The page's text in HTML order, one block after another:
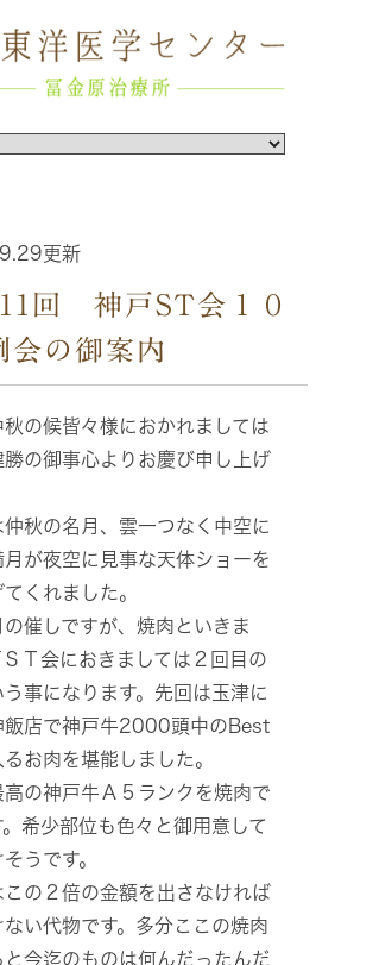
更新
回 神戸ST会１０
会の御案内
の候皆々様におかれましては
勝の御事心よりお慶び申し上げ
仲秋の名月、雲一つなく中空に
月が夜空に見事な天体ショーを
くれました。
催しですが、焼肉といきま
ＳＴ会におきましては２回目の
事になります。先回は玉津に
飯店で神戸牛2000頭中のBest
お肉を堪能しました。
の神戸牛Ａ５ランクを焼肉で
。希少部位も色々と御用意して
うです。
この２倍の金額を出さなければ
ない代物です。多分ここの焼肉
と今迄のものは何んだったんだ